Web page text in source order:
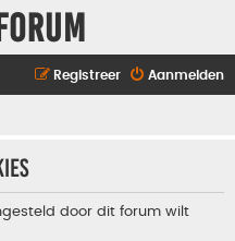
Aanmelden
Registreer
door dit forum wilt